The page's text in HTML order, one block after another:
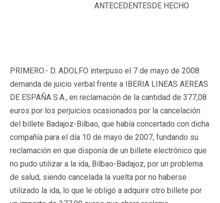
ANTECEDENTESDE HECHO
PRIMERO.- D. ADOLFO interpuso el 7 de mayo de 2008
demanda de juicio verbal frente a IBERIA LINEAS AEREAS
DE ESPAÑA S.A., en reclamación de la cantidad de 377,08
euros por los perjuicios ocasionados por la cancelación
del billete Badajoz-Bilbao, que había concertado con dicha
compañía para el día 10 de mayo de 2007, fundando su
reclamación en que disponía de un billete electrónico que
no pudo utilizar a la ida, Bilbao-Badajoz, por un problema
de salud, siendo cancelada la vuelta por no haberse
utilizado la ida, lo que le obligó a adquirir otro billete por